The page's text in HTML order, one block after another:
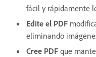
fácil y rápidamente
Edite el PDF
eliminando
Cree PDF que